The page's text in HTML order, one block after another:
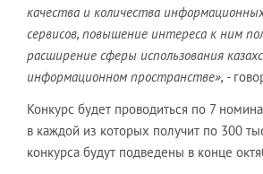
качества и количества
сервисов, повышение интереса к ним
расширение сферы использования
информационном пространстве», -
Конкурс будет проводиться по 7
в каждой из которых получит по 300
конкурса будут подведены в конце